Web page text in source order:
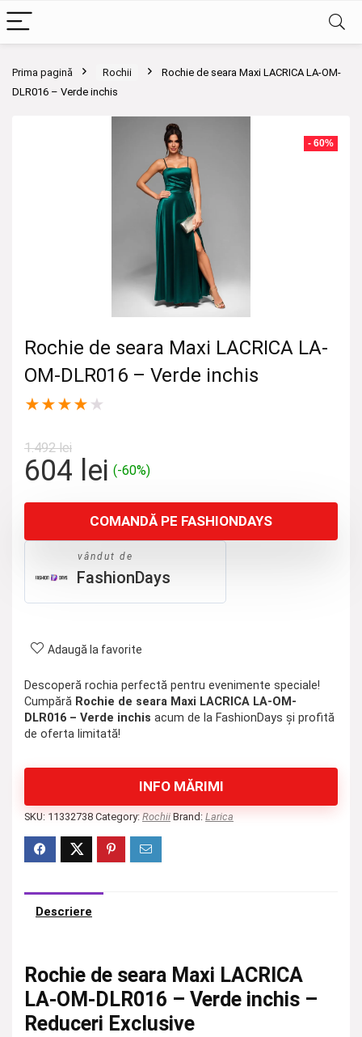
Prima pagină Rochii
Rochie de seara Maxi LACRICA LA-OM-
DLR016 – Verde inchis
- 60%
Rochie de seara Maxi LACRICA LA-
OM-DLR016 – Verde inchis
★★★★ ★
1.492lei
Prețul
a
fost:
1.492 lei.
604 leiPrețul
este:
604 lei.
(-60%)
COMANDĂ PE FASHIONDAYS
vândut de
FashionDays
Adaugă la favorite
Descoperă rochia perfectă pentru evenimente speciale!
Cumpără Rochie de seara Maxi LACRICA LA-OM-
DLR016 – Verde inchis acum de la FashionDays și profită
de oferta limitată!
INFO MĂRIMI
SKU: 11332738 Category: Rochii Brand: Larica
Descriere
Rochie de seara Maxi LACRICA
LA-OM-DLR016 – Verde inchis –
Reduceri Exclusive